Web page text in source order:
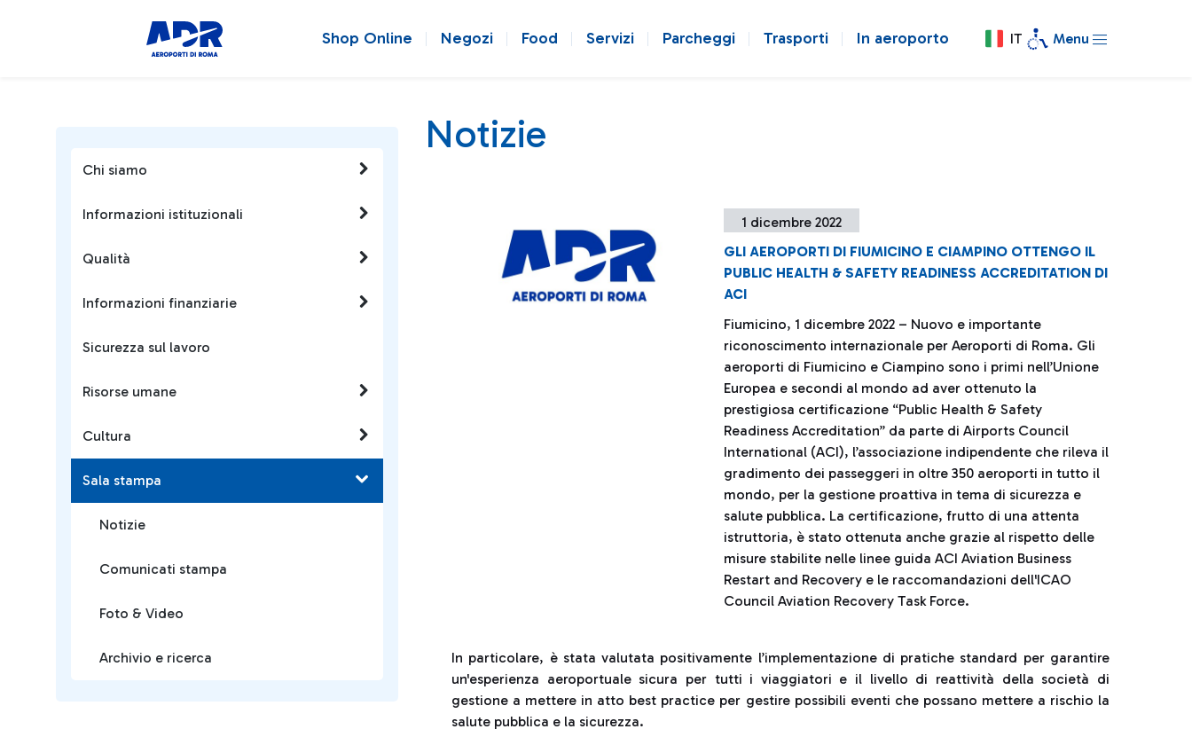
Shop Online Negozi Food Servizi Parcheggi Trasporti In aeroporto IT Menu
Chi siamo
Informazioni istituzionali
Qualità
Informazioni finanziarie
Sicurezza sul lavoro
Risorse umane
Cultura
Sala stampa
Notizie
Comunicati stampa
Foto & Video
Archivio e ricerca
Notizie
1 dicembre 2022
GLI AEROPORTI DI FIUMICINO E CIAMPINO OTTENGO IL
PUBLIC HEALTH & SAFETY READINESS ACCREDITATION DI
ACI
Fiumicino, 1 dicembre 2022 – Nuovo e importante
riconoscimento internazionale per Aeroporti di Roma. Gli
aeroporti di Fiumicino e Ciampino sono i primi nell’Unione
Europea e secondi al mondo ad aver ottenuto la
prestigiosa certificazione “Public Health & Safety
Readiness Accreditation” da parte di Airports Council
International (ACI), l’associazione indipendente che rileva il
gradimento dei passeggeri in oltre 350 aeroporti in tutto il
mondo, per la gestione proattiva in tema di sicurezza e
salute pubblica. La certificazione, frutto di una attenta
istruttoria, è stato ottenuta anche grazie al rispetto delle
misure stabilite nelle linee guida ACI Aviation Business
Restart and Recovery e le raccomandazioni dell'ICAO
Council Aviation Recovery Task Force.
In particolare, è stata valutata positivamente l’implementazione di pratiche standard per garantire
un'esperienza aeroportuale sicura per tutti i viaggiatori e il livello di reattività della società di
gestione a mettere in atto best practice per gestire possibili eventi che possano mettere a rischio la
salute pubblica e la sicurezza.